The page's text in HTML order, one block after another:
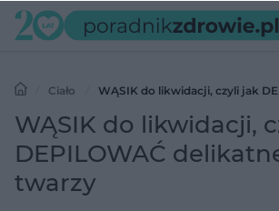
Ciało
WĄSIK do likwidacji, czyli jak
okolice twarzy
WĄSIK do likwidacji,
DEPILOWAĆ
twarzy